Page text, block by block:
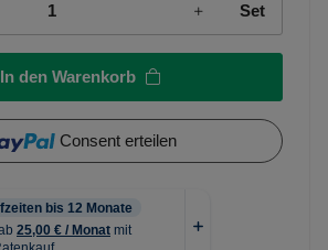
Set
In den Warenkorb
Consent erteilen